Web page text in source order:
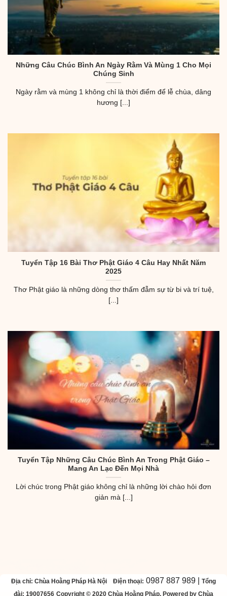
Những Câu Chúc Bình An Ngày Rằm Và Mùng 1 Cho Mọi
Chúng Sinh
Ngày rằm và mùng 1 không chỉ là thời điểm để lễ chùa, dâng
hương [...]
Tuyển Tập 16 Bài Thơ Phật Giáo 4 Câu Hay Nhất Năm
2025
Thơ Phật giáo là những dòng thơ thấm đẫm sự từ bi và trí tuệ,
[...]
Tuyển Tập Những Câu Chúc Bình An Trong Phật Giáo –
Mang An Lạc Đến Mọi Nhà
Lời chúc trong Phật giáo không chỉ là những lời chào hỏi đơn
giản mà [...]
Địa chỉ: Chùa Hoằng Pháp Hà Nội Điện thoại: 0987 887 989 |
Tổng
đài: 19007656 Copyright © 2020 Chùa Hoằng Pháp. Powered by Chùa